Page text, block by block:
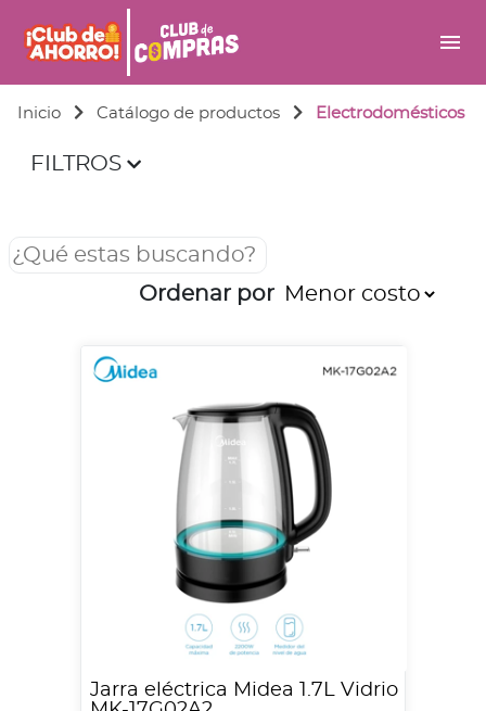
menu
Inicio Catálogo de productos Electrodomésticos
FILTROS
Ordenar por
Jarra eléctrica Midea 1.7L Vidrio